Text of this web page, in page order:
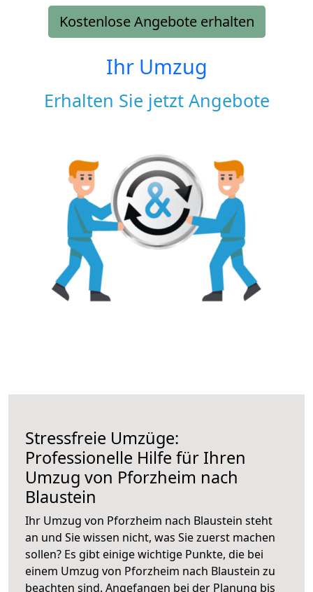
Kostenlose Angebote erhalten
Ihr Umzug
Erhalten Sie jetzt Angebote
Stressfreie Umzüge:
Professionelle Hilfe für Ihren
Umzug von Pforzheim nach
Blaustein
Ihr Umzug von Pforzheim nach Blaustein steht
an und Sie wissen nicht, was Sie zuerst machen
sollen? Es gibt einige wichtige Punkte, die bei
einem Umzug von Pforzheim nach Blaustein zu
beachten sind. Angefangen bei der Planung bis